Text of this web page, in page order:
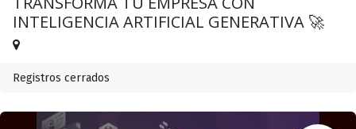
INTELIGENCIA ARTIFICIAL GENERATIVA 🚀
Registros cerrados